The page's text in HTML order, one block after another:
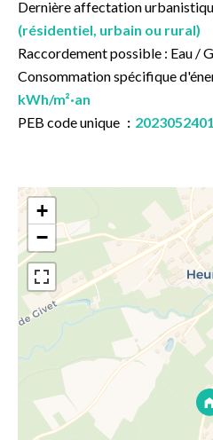
Dernière affectation
(résidentiel, urbain ou rural)
Raccordement possible : Eau /
Consommation spécifique
kWh/m²·an
PEB code unique
+
−